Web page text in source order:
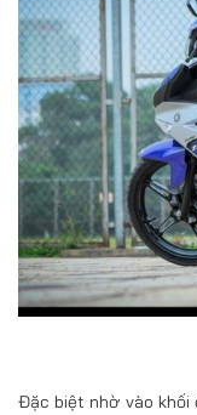
Đặc biệt nhờ vào khối